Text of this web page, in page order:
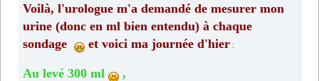
Voilà, l'urologue m'a demandé de mesurer mon
urine (donc en ml bien entendu) à chaque
sondage
et voici ma journée d'hier :
Au levé 300 ml
,